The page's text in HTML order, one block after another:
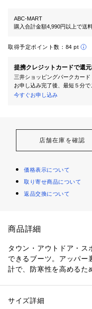
ABC-MART
購入合計金額4,990円以上で送
取得予定ポイント数： 84 pt
提携クレジットカードで還
三井ショッピングパークカー
お申し込み完了後、最短５分で
今すぐお申し込み
店舗在庫を確認
価格表示について
取り寄せ商品について
返品交換について
商品詳細
タウン・アウトドア・ス
できるブーツ。アッパー
計で、防寒性を高めるた
合わせやすさも抜群のオ
性別：レディース
サイズ詳細